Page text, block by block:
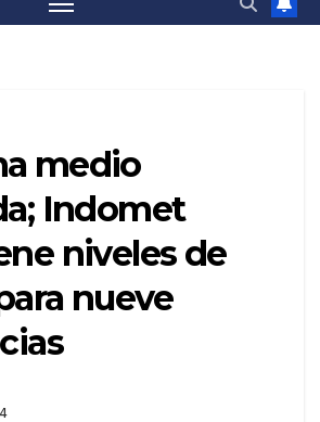
medio
Indomet
niveles de
nueve